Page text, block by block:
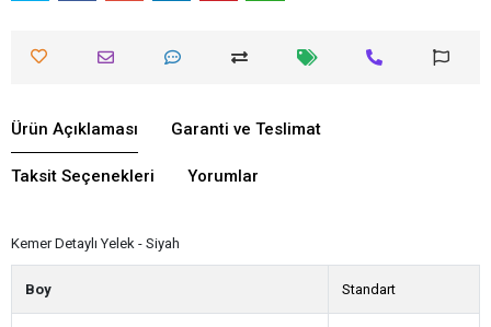
Ürün Açıklaması Garanti ve Teslimat
Taksit Seçenekleri Yorumlar
Kemer Detaylı Yelek - Siyah
Boy Standart